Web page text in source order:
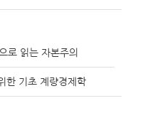
로 읽는 자본주의
한 기초 계량경제학